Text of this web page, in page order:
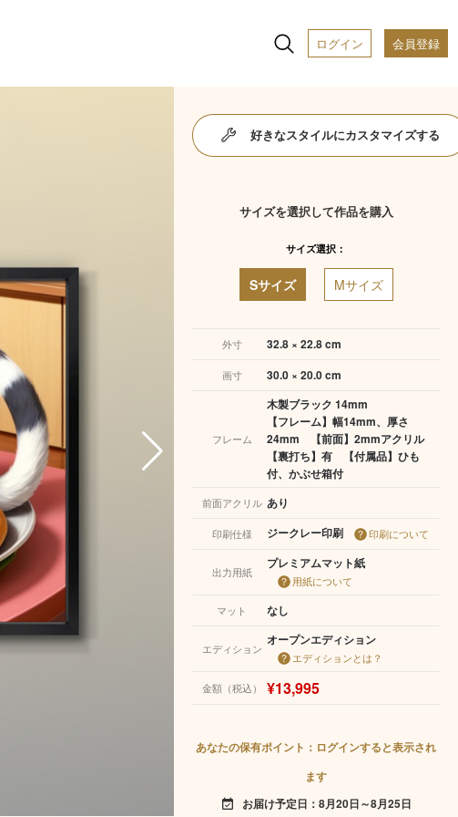
ログイン 会員登録
好きなスタイルにカスタマイズする
サイズを選択して作品を購入
サイズ選択：
Sサイズ Mサイズ
外寸 32.8 × 22.8 cm
画寸 30.0 × 20.0 cm
フレーム
木製ブラック 14mm
【フレーム】幅14mm、厚さ
24mm 【前面】2mmアクリル
【裏打ち】有 【付属品】ひも
付、かぶせ箱付
前面アクリル あり
印刷仕様 ジークレー印刷 印刷について
出力用紙
プレミアムマット紙
用紙について
マット
なし
エディション
オープンエディション
エディションとは？
金額（税込） ¥13,995
あなたの保有ポイント：ログインすると表示され
ます
event_available お届け予定日：8月20日～8月25日